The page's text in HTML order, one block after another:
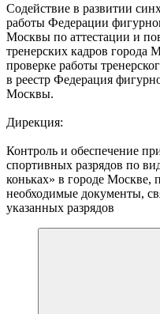
Содействие в развитии
работы Федерации
Москвы по аттестации и
тренерских кадров города
проверке работы
в реестр Федерация
Москвы.
Дирекция:
Контроль и обеспечение
спортивных разрядов по
коньках» в городе Москве,
необходимые документы,
указанных разрядов